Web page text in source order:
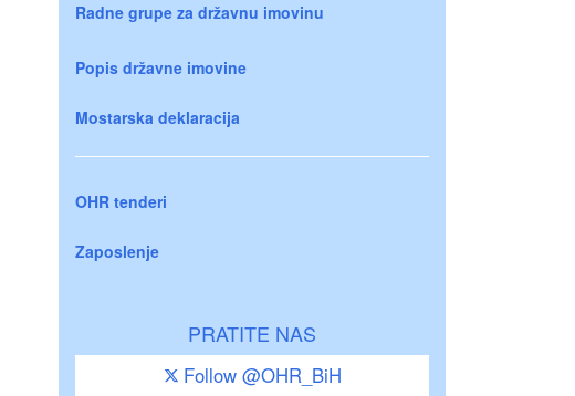
Radne grupe za državnu imovinu
Popis državne imovine
Mostarska deklaracija
OHR tenderi
Zaposlenje
PRATITE NAS
Follow @OHR_BiH